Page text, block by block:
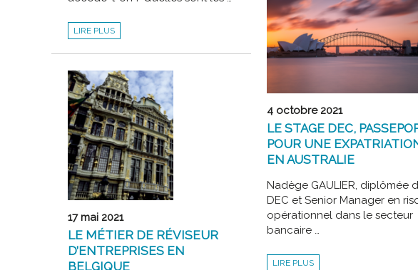
STEUERBERATER
ET
PETIT
DE
LA
PROFESSION
COMPTABLE
OUTRE-
RHIN
LIRE PLUS
NOMBREUX
PARAMÈTRES
À
PRENDRE
EN
CONSIDÉRATION
4 octobre 2021
LE STAGE DEC,
POUR UNE
EN AUSTRALIE
Nadège GAULIER, diplômée
DEC et Senior Manager en
opérationnel dans le secteur
bancaire …
LE
STAGE
LIRE PLUS
17 mai 2021
LE MÉTIER DE RÉVISEUR
D’ENTREPRISES EN
BELGIQUE